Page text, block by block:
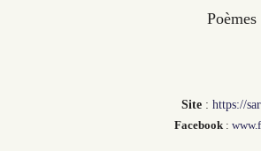
Site : https://
Facebook :